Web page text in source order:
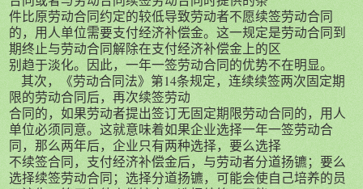
件比原劳动合同约定的较低导致劳动者不愿续签劳动合同
的，用人单位需要支付经济补偿金。这一规定是劳动合同到
期终止与劳动合同解除在支付经济补偿金上的区
别趋于淡化。因此，一年一签劳动合同的优势不在明显。
其次，《劳动合同法》第14条规定，连续续签两次固定期
限的劳动合同后，再次续签劳动
合同的，如果劳动者提出签订无固定期限劳动合同的，用人
单位必须同意。这就意味着如果企业选择一年一签劳动合
同，那么两年后，企业只有两种选择，要么选择
不续签合同，支付经济补偿金后，与劳动者分道扬镳；要么
选择续签劳动合同；选择分道扬镳，可能会使自己培养的员